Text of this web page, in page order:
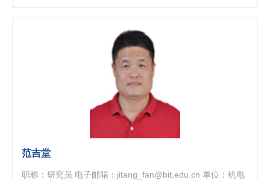
范吉堂
职称：研究员 电子邮箱：jitang_fan@bit.edu.cn 单位：机电